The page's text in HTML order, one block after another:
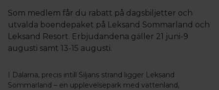
Som medlem får du rabatt på dagsbiljetter och
utvalda boendepaket på Leksand Sommarland och
Leksand Resort. Erbjudandena gäller 21 juni-9
augusti samt 13-15 augusti.
I Dalarna, precis intill Siljans strand ligger Leksand
Sommarland – en upplevelsepark med vattenland,